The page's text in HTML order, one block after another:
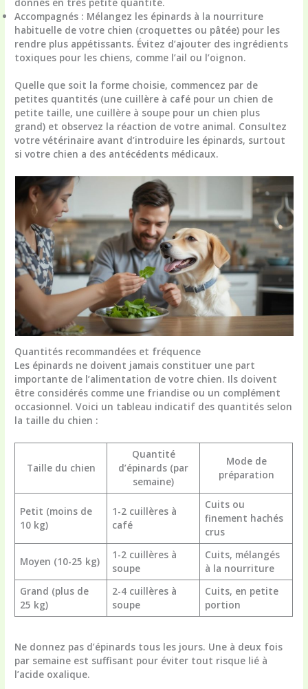
Accompagnés : Mélangez les épinards à la nourriture
habituelle de votre chien (croquettes ou pâtée) pour les
rendre plus appétissants. Évitez d’ajouter des ingrédients
toxiques pour les chiens, comme l’ail ou l’oignon.
Quelle que soit la forme choisie, commencez par de
petites quantités (une cuillère à café pour un chien de
petite taille, une cuillère à soupe pour un chien plus
grand) et observez la réaction de votre animal. Consultez
votre vétérinaire avant d’introduire les épinards, surtout
si votre chien a des antécédents médicaux.
Quantités recommandées et fréquence
Les épinards ne doivent jamais constituer une part
importante de l’alimentation de votre chien. Ils doivent
être considérés comme une friandise ou un complément
occasionnel. Voici un tableau indicatif des quantités selon
la taille du chien :
Taille du chien
Quantité
d’épinards (par
semaine)
Mode de
préparation
Petit (moins de
10 kg)
1-2 cuillères à
café
Cuits ou
finement hachés
crus
Moyen (10-25 kg)
1-2 cuillères à
soupe
Cuits, mélangés
à la nourriture
Grand (plus de
25 kg)
2-4 cuillères à
soupe
Cuits, en petite
portion
Ne donnez pas d’épinards tous les jours. Une à deux fois
par semaine est suffisant pour éviter tout risque lié à
l’acide oxalique.